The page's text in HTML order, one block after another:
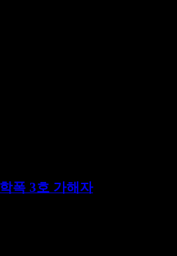
폭 3호 가해자